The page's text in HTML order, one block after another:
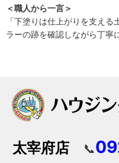
＜職人から一言＞
「下塗りは仕上がりを支え
ラーの跡を確認しながら丁寧
太宰府店 📞